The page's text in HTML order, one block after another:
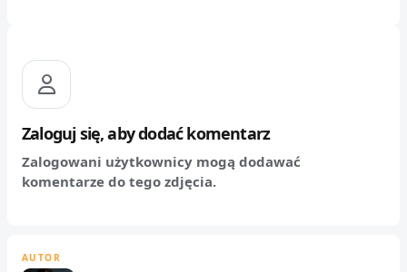
Zaloguj się, aby dodać komentarz
Zalogowani użytkownicy mogą dodawać
komentarze do tego zdjęcia.
AUTOR